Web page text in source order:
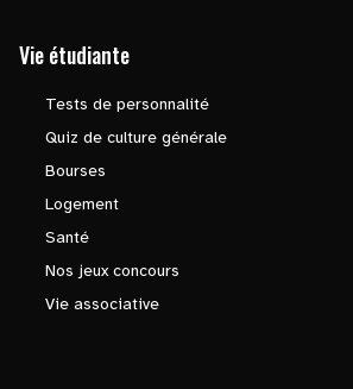
Vie étudiante
Tests de personnalité
Quiz de culture générale
Bourses
Logement
Santé
Nos jeux concours
Vie associative